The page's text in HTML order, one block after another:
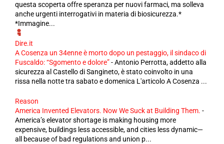
questa scoperta offre speranza per nuovi farmaci, ma solleva
anche urgenti interrogativi in ​​materia di biosicurezza.*
*Immagine...
Dire.it
A Cosenza un 34enne è morto dopo un pestaggio, il sindaco di
Fuscaldo: “Sgomento e dolore”-Antonio Perrotta, addetto alla
sicurezza al Castello di Sangineto, è stato coinvolto in una
rissa nella notte tra sabato e domenica L'articolo A Cosenza ...
Reason
America Invented Elevators. Now We Suck at Building Them. -
America’s elevator shortage is making housing more
expensive, buildings less accessible, and cities less dynamic—
all because of bad regulations and union p...